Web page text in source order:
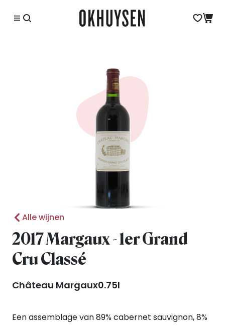
Alle wijnen
2017 Margaux - 1er Grand
Cru Classé
Château Margaux0.75l
Een assemblage van 89% cabernet sauvignon, 8%